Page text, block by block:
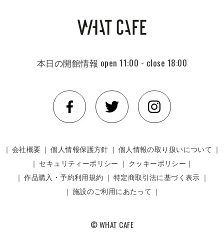
本日の開館情報 open 11:00 - close 18:00
｜ 会社概要 ｜個人情報保護方針 ｜ 個人情報の取り扱いについて ｜
｜ セキュリティーポリシー ｜ クッキーポリシー｜
｜作品購入・予約利用規約 ｜ 特定商取引法に基づく表示 ｜
｜ 施設のご利用にあたって ｜
© WHAT CAFE